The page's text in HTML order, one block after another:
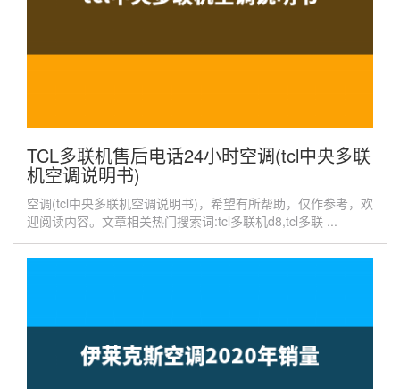
TCL多联机售后电话24小时空调(tcl中央多联
机空调说明书)
空调(tcl中央多联机空调说明书)，希望有所帮助，仅作参考，欢
迎阅读内容。文章相关热门搜索词:tcl多联机d8,tcl多联 ...